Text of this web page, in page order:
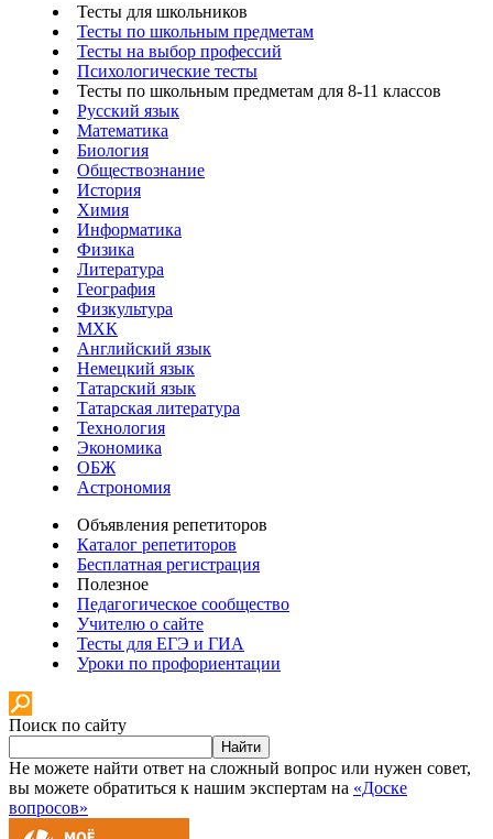
Тесты для школьников
Тесты по школьным предметам
Тесты на выбор профессий
Психологические тесты
Тесты по школьным предметам для 8-11 классов
Русский язык
Математика
Биология
Обществознание
История
Химия
Информатика
Физика
Литература
География
Физкультура
МХК
Английский язык
Немецкий язык
Татарский язык
Татарская литература
Технология
Экономика
ОБЖ
Астрономия
Объявления репетиторов
Каталог репетиторов
Бесплатная регистрация
Полезное
Педагогическое сообщество
Учителю о сайте
Тесты для ЕГЭ и ГИА
Уроки по профориентации
Поиск по сайту
Найти
Не можете найти ответ на сложный вопрос или нужен совет,
вы можете обратиться к нашим экспертам на «Доске
вопросов»